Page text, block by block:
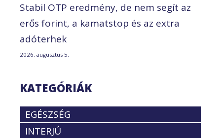
Stabil OTP eredmény, de nem segít az
erős forint, a kamatstop és az extra
adóterhek
2026. augusztus 5.
KATEGÓRIÁK
EGÉSZSÉG
INTERJÚ